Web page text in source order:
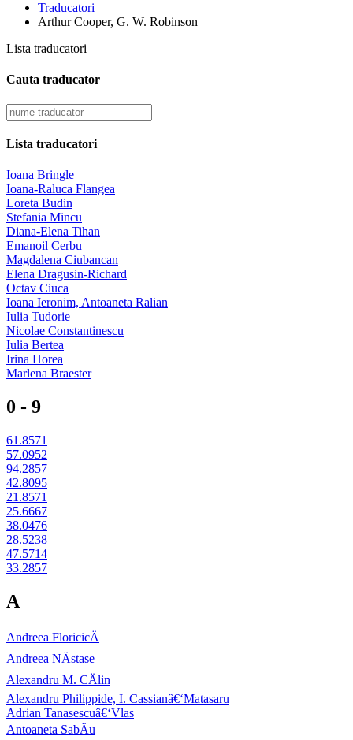
Traducatori
Arthur Cooper, G. W. Robinson
Lista traducatori
Cauta traducator
Lista traducatori
Ioana Bringle
Ioana-Raluca Flangea
Loreta Budin
Stefania Mincu
Diana-Elena Tihan
Emanoil Cerbu
Magdalena Ciubancan
Elena Dragusin-Richard
Octav Ciuca
Ioana Ieronim, Antoaneta Ralian
Iulia Tudorie
Nicolae Constantinescu
Iulia Bertea
Irina Horea
Marlena Braester
0 - 9
61.8571
57.0952
94.2857
42.8095
21.8571
25.6667
38.0476
28.5238
47.5714
33.2857
A
Andreea FloricicÄ
Andreea NÄstase
Alexandru M. CÄlin
Alexandru Philippide, I. Cassianâ€‘Matasaru
Adrian Tanasescuâ€‘Vlas
Antoaneta SabÄu